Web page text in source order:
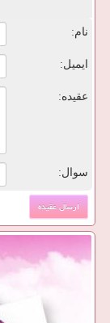
نام:
ایمیل:
عقیده:
سوال: